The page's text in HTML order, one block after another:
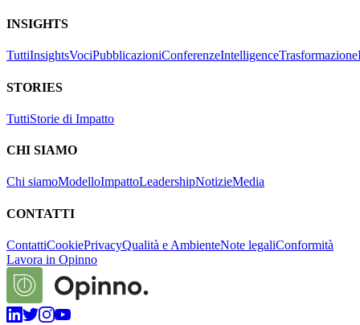
INSIGHTS
TuttiInsightsVociPubblicazioniConferenzeIntelligenceTrasformazione
STORIES
TuttiStorie di Impatto
CHI SIAMO
Chi siamoModelloImpattoLeadershipNotizieMedia
CONTATTI
ContattiCookiePrivacyQualità e AmbienteNote legaliConformità
Lavora in Opinno